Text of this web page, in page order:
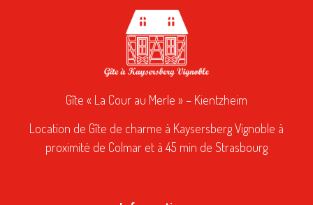
Gîte « La Cour au Merle » – Kientzheim
Location de Gîte de charme à Kaysersberg Vignoble à
proximité de Colmar et à 45 min de Strasbourg